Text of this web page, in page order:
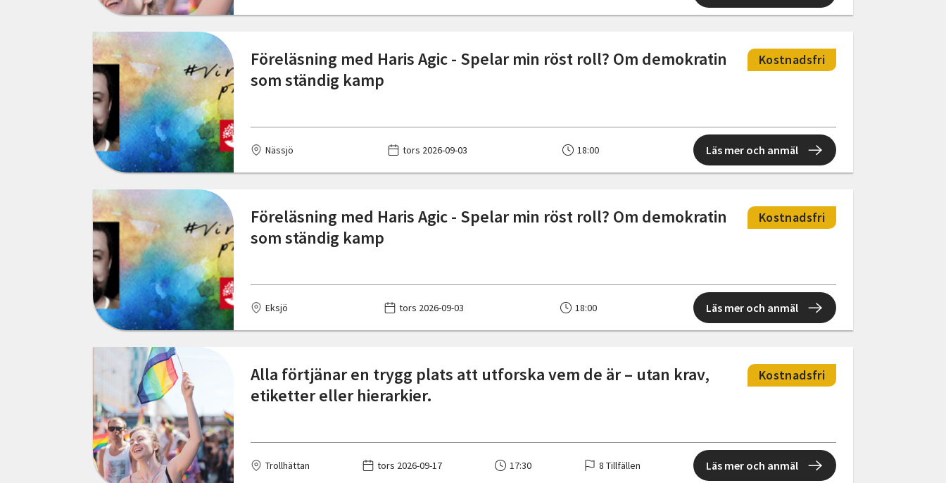
Föreläsning med Haris Agic - Spelar min röst roll? Om demokratin
som ständig kamp
Kostnadsfri
Nässjö tors 2026-09-03 18:00 Läs mer och anmäl
Föreläsning med Haris Agic - Spelar min röst roll? Om demokratin
som ständig kamp
Kostnadsfri
Eksjö tors 2026-09-03 18:00 Läs mer och anmäl
Alla förtjänar en trygg plats att utforska vem de är – utan krav,
etiketter eller hierarkier.
Kostnadsfri
Trollhättan tors 2026-09-17 17:30 8 Tillfällen Läs mer och anmäl